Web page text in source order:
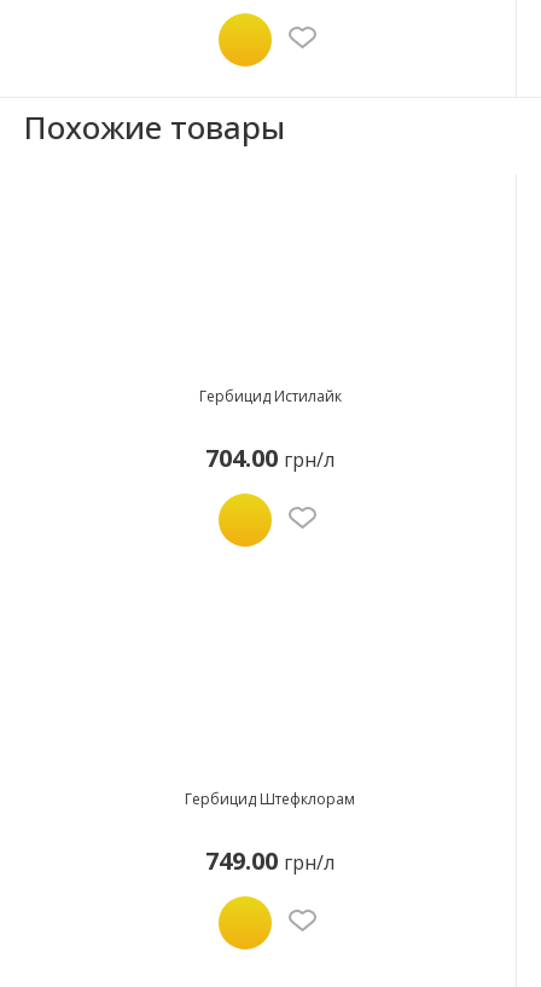
Похожие товары
Гербицид Истилайк
704.00 грн/л
Гербицид Штефклорам
749.00 грн/л